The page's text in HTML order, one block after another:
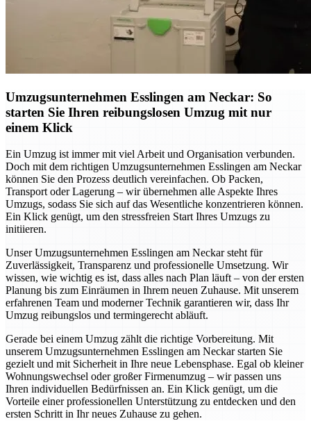
Umzugsunternehmen Esslingen am Neckar: So
starten Sie Ihren reibungslosen Umzug mit nur
einem Klick
Ein Umzug ist immer mit viel Arbeit und Organisation verbunden.
Doch mit dem richtigen Umzugsunternehmen Esslingen am Neckar
können Sie den Prozess deutlich vereinfachen. Ob Packen,
Transport oder Lagerung – wir übernehmen alle Aspekte Ihres
Umzugs, sodass Sie sich auf das Wesentliche konzentrieren können.
Ein Klick genügt, um den stressfreien Start Ihres Umzugs zu
initiieren.
Unser Umzugsunternehmen Esslingen am Neckar steht für
Zuverlässigkeit, Transparenz und professionelle Umsetzung. Wir
wissen, wie wichtig es ist, dass alles nach Plan läuft – von der ersten
Planung bis zum Einräumen in Ihrem neuen Zuhause. Mit unserem
erfahrenen Team und moderner Technik garantieren wir, dass Ihr
Umzug reibungslos und termingerecht abläuft.
Gerade bei einem Umzug zählt die richtige Vorbereitung. Mit
unserem Umzugsunternehmen Esslingen am Neckar starten Sie
gezielt und mit Sicherheit in Ihre neue Lebensphase. Egal ob kleiner
Wohnungswechsel oder großer Firmenumzug – wir passen uns
Ihren individuellen Bedürfnissen an. Ein Klick genügt, um die
Vorteile einer professionellen Unterstützung zu entdecken und den
ersten Schritt in Ihr neues Zuhause zu gehen.